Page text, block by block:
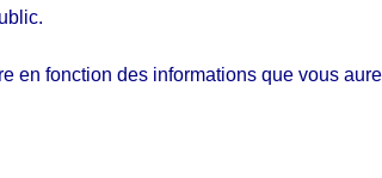
en fonction des informations que vous